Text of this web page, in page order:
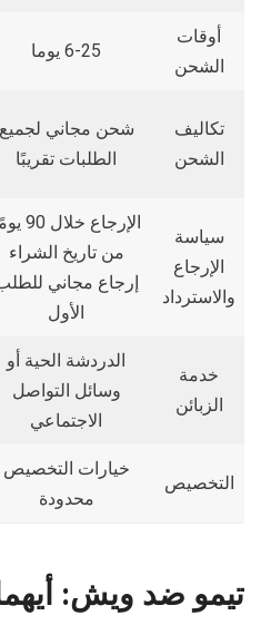
أوقات
الشحن
6-25 يوما
تكاليف
الشحن
شحن مجاني لجميع
الطلبات تقريبًا
سياسة
الإرجاع
والاسترداد
الإرجاع خلال
من تاريخ الشراء
إرجاع مجاني
الأول
خدمة
الزبائن
الدردشة الحية أو
وسائل التواصل
الاجتماعي
التخصيص
خيارات التخصيص
محدودة
تيمو ضد ويش: